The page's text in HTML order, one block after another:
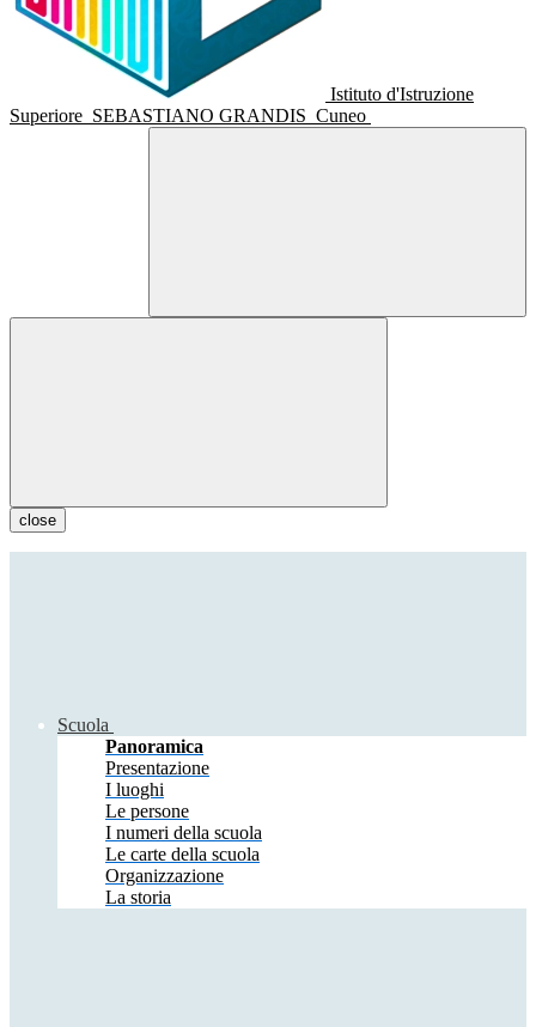
Istituto d'Istruzione
Superiore SEBASTIANO GRANDIS Cuneo
close
Scuola
Panoramica
Presentazione
I luoghi
Le persone
I numeri della scuola
Le carte della scuola
Organizzazione
La storia